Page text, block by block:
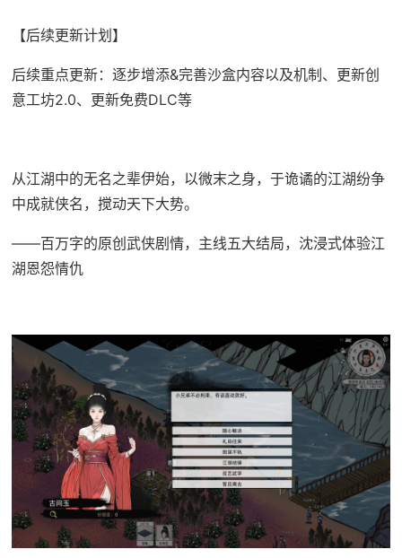
【后续更新计划】
后续重点更新：逐步增添&完善沙盒内容以及机制、更新创
意工坊2.0、更新免费DLC等
从江湖中的无名之辈伊始，以微末之身，于诡谲的江湖纷争
中成就侠名，搅动天下大势。
——百万字的原创武侠剧情，主线五大结局，沈浸式体验江
湖恩怨情仇